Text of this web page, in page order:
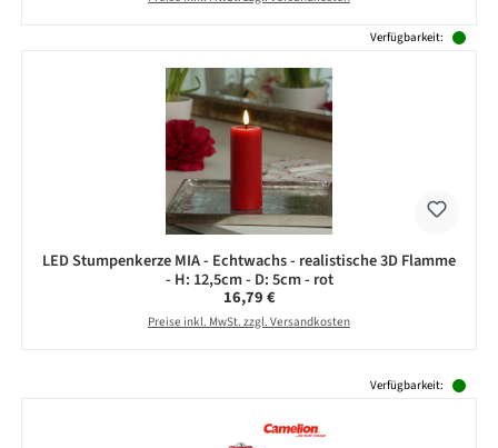
Verfügbarkeit:
LED Stumpenkerze MIA - Echtwachs - realistische 3D Flamme
- H: 12,5cm - D: 5cm - rot
Regulärer Preis:
16,79 €
Preise inkl. MwSt. zzgl. Versandkosten
Verfügbarkeit: